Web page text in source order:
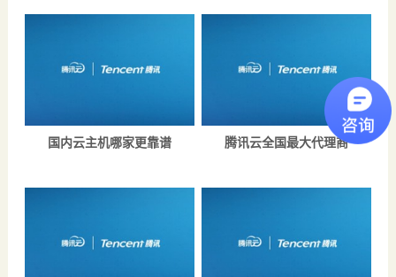
国内云主机哪家更靠谱 腾讯云全国最大代理商